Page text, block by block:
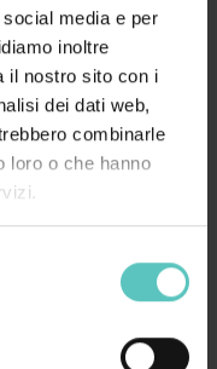
media e per
inoltre
il nostro sito con i
dei dati web,
combinarle
loro o che hanno